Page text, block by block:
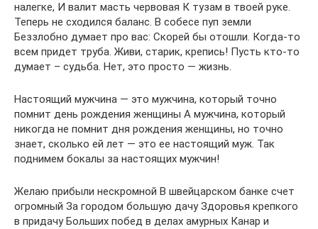
налегке, И валит масть червовая К тузам в твоей руке.
Теперь не сходился баланс. В собесе пуп земли
Беззлобно думает про вас: Скорей бы отошли. Когда-то
всем придет труба. Живи, старик, крепись! Пусть кто-то
думает – судьба. Нет, это просто — жизнь.
Настоящий мужчина — это мужчина, который точно
помнит день рождения женщины А мужчина, который
никогда не помнит дня рождения женщины, но точно
знает, сколько ей лет — это ее настоящий муж. Так
поднимем бокалы за настоящих мужчин!
Желаю прибыли нескромной В швейцарском банке счет
огромный За городом большую дачу Здоровья крепкого
в придачу Больших побед в делах амурных Канар и